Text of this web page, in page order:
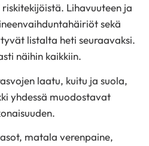
Lihavuuteen ja
sekä
listalta heti seuraavaksi.
näihin kaikkiin.
laatu, kuitu ja suola,
yhdessä muodostavat
matala verenpaine,